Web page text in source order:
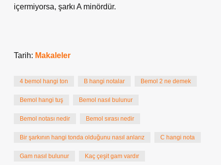
içermiyorsa, şarkı A minördür.
Tarih: Makaleler
4 bemol hangi ton B hangi notalar Bemol 2 ne demek
Bemol hangi tuş Bemol nasıl bulunur
Bemol notası nedir Bemol sırası nedir
Bir şarkının hangi tonda olduğunu nasıl anlarız C hangi nota
Gam nasıl bulunur Kaç çeşit gam vardır